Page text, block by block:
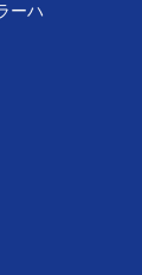
ーハ